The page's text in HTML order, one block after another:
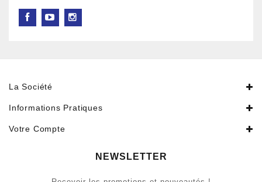
La Société
Informations Pratiques
Votre Compte
NEWSLETTER